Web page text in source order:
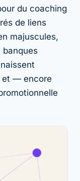
du coaching
de liens
majuscules,
et — encore